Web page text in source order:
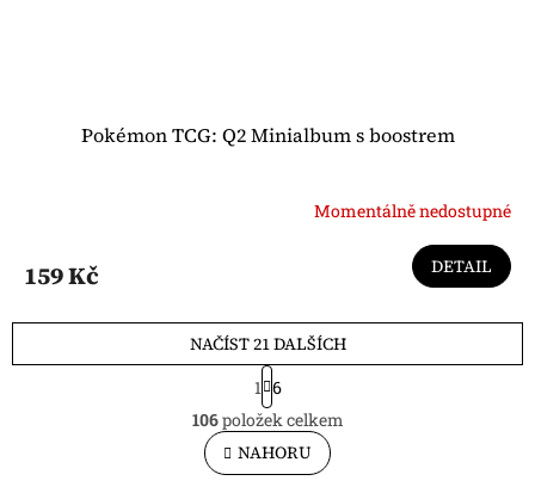
Pokémon TCG: Q2 Minialbum s boostrem
Momentálně nedostupné
159 Kč DETAIL
O
v
l
á
NAČÍST 21 DALŠÍCH
S
t
r
á
n
k
1 6
106položek celkem
NAHORU